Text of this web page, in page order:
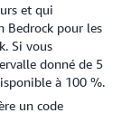
et qui
Bedrock pour les
Si vous
donné de 5
à 100 %.
un code